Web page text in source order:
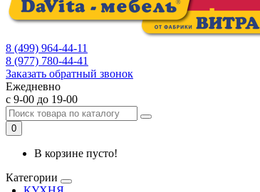
8 (499) 964-44-11
8 (977) 780-44-41
Заказать обратный звонок
Ежедневно
с 9-00 до 19-00
0
В корзине пусто!
Категории